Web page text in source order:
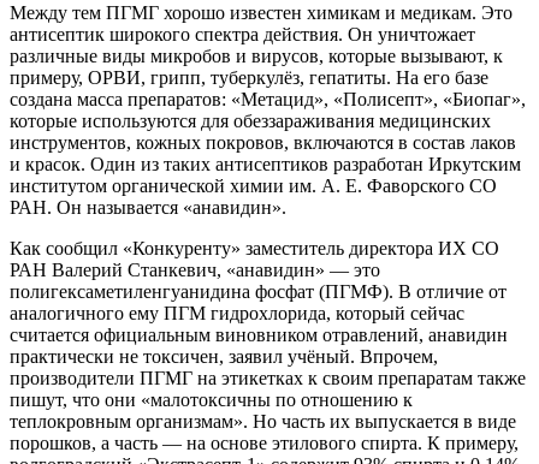
Между тем ПГМГ хорошо известен химикам и медикам. Это
антисептик широкого спектра действия. Он уничтожает
различные виды микробов и вирусов, которые вызывают, к
примеру, ОРВИ, грипп, туберкулёз, гепатиты. На его базе
создана масса препаратов: «Метацид», «Полисепт», «Биопаг»,
которые используются для обеззараживания медицинских
инструментов, кожных покровов, включаются в состав лаков
и красок. Один из таких антисептиков разработан Иркутским
институтом органической химии им. А. Е. Фаворского СО
РАН. Он называется «анавидин».
Как сообщил «Конкуренту» заместитель директора ИХ СО
РАН Валерий Станкевич, «анавидин» — это
полигексаметиленгуанидина фосфат (ПГМФ). В отличие от
аналогичного ему ПГМ гидрохлорида, который сейчас
считается официальным виновником отравлений, анавидин
практически не токсичен, заявил учёный. Впрочем,
производители ПГМГ на этикетках к своим препаратам также
пишут, что они «малотоксичны по отношению к
теплокровным организмам». Но часть их выпускается в виде
порошков, а часть — на основе этилового спирта. К примеру,